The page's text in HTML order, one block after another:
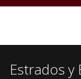
Estrados y